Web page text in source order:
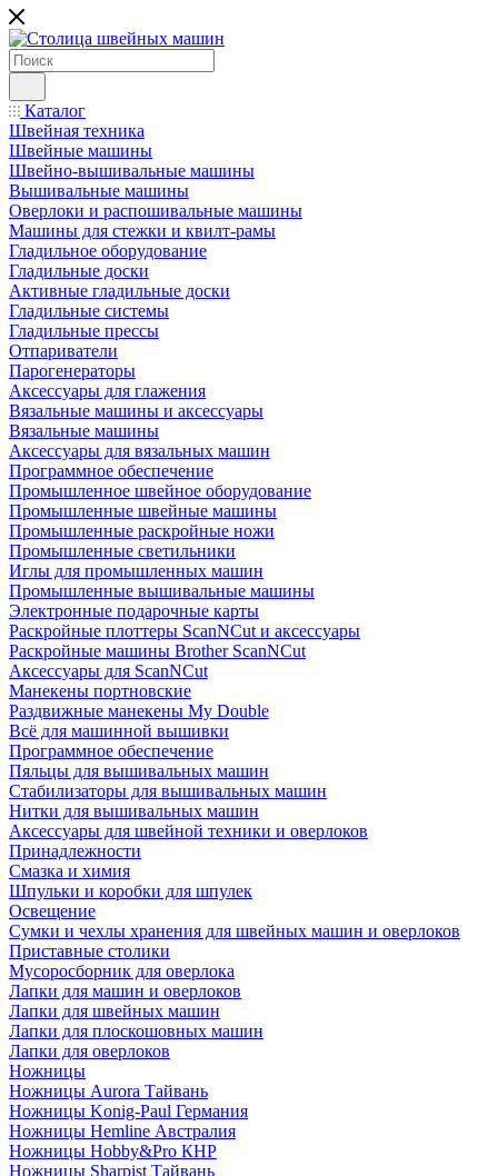
Каталог
Швейная техника
Швейные машины
Швейно-вышивальные машины
Вышивальные машины
Оверлоки и распошивальные машины
Машины для стежки и квилт-рамы
Гладильное оборудование
Гладильные доски
Активные гладильные доски
Гладильные системы
Гладильные прессы
Отпариватели
Парогенераторы
Аксессуары для глажения
Вязальные машины и аксессуары
Вязальные машины
Аксессуары для вязальных машин
Программное обеспечение
Промышленное швейное оборудование
Промышленные швейные машины
Промышленные раскройные ножи
Промышленные светильники
Иглы для промышленных машин
Промышленные вышивальные машины
Электронные подарочные карты
Раскройные плоттеры ScanNCut и аксессуары
Раскройные машины Brother ScanNCut
Аксессуары для ScanNCut
Манекены портновские
Раздвижные манекены My Double
Всё для машинной вышивки
Программное обеспечение
Пяльцы для вышивальных машин
Стабилизаторы для вышивальных машин
Нитки для вышивальных машин
Аксессуары для швейной техники и оверлоков
Принадлежности
Смазка и химия
Шпульки и коробки для шпулек
Освещение
Сумки и чехлы хранения для швейных машин и оверлоков
Приставные столики
Мусоросборник для оверлока
Лапки для машин и оверлоков
Лапки для швейных машин
Лапки для плоскошовных машин
Лапки для оверлоков
Ножницы
Ножницы Aurora Тайвань
Ножницы Konig-Paul Германия
Ножницы Hemline Австралия
Ножницы Hobby&Pro КНР
Ножницы Sharpist Тайвань